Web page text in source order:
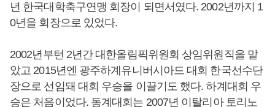
년 한국대학축구연맹 회장이 되면서였다. 2002년까지 1
0년을 회장으로 있었다.
2002년부턴 2년간 대한올림픽위원회 상임위원직을 맡
았고 2015년엔 광주하계유니버시아드 대회 한국선수단
장으로 선임돼 대회 우승을 이끌기도 했다. 하계대회 우
승은 처음이었다. 동계대회는 2007년 이탈리아 토리노